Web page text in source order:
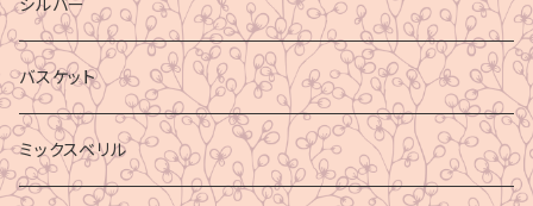
バスケット
ミックスベリル